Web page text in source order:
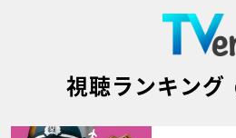
視聴ランキング